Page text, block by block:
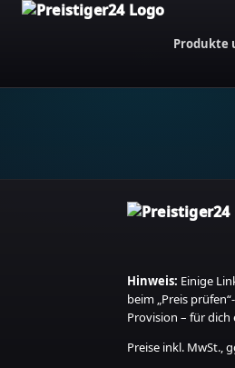
Produkte
Hinweis: Einige
beim „Preis
Provision – für
Preise inkl. MwSt.,